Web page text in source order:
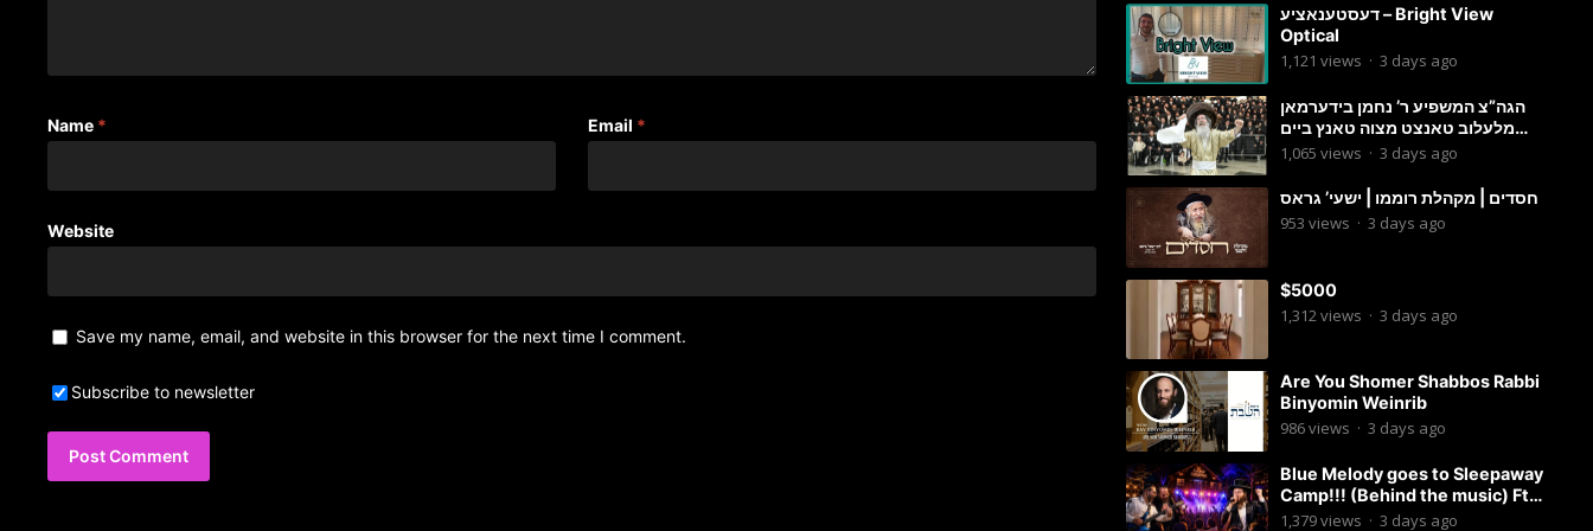
Name * Email *
Website
Save my name, email, and website in this browser for the next time I comment.
Subscribe to newsletter
דעסטענאציע – Bright View
Optical
1,121 views · 3 days ago
הגה”צ המשפיע ר’ נחמן בידערמאן
מלעלוב טאנצט מצוה טאנץ ביים
שמחת החתונה פון בנו החתן
1,065 views · 3 days ago
חסדים | מקהלת רוממו | ישעי’ גראס
953 views · 3 days ago
$5000
1,312 views · 3 days ago
Are You Shomer Shabbos Rabbi
Binyomin Weinrib
986views · 3 days ago
Blue Melody goes to Sleepaway
Camp!!! (Behind the music) Ft.
Dovid Berger and Chaim Brown
1,379views · 3 days ago